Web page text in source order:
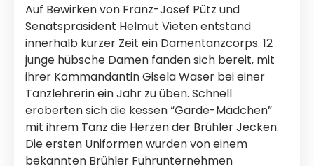
Auf Bewirken von Franz-Josef Pütz und
Senatspräsident Helmut Vieten entstand
innerhalb kurzer Zeit ein Damentanzcorps. 12
junge hübsche Damen fanden sich bereit, mit
ihrer Kommandantin Gisela Waser bei einer
Tanzlehrerin ein Jahr zu üben. Schnell
eroberten sich die kessen “Garde-Mädchen”
mit ihrem Tanz die Herzen der Brühler Jecken.
Die ersten Uniformen wurden von einem
bekannten Brühler Fuhrunternehmen